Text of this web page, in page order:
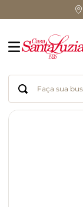
Faça sua busca